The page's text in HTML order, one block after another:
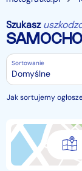
Szukasz
Sortowanie
Domyślne
Jak sortujemy